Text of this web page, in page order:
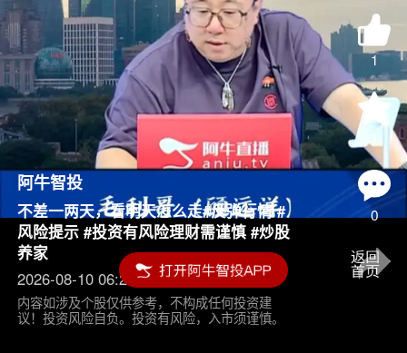
1
1
0
阿牛智投
不差一两天，看明天怎么走#反弹行情 #
风险提示 #投资有风险理财需谨慎 #炒股
养家
2026-08-10 06:24
内容如涉及个股仅供参考，不构成任何投资建
议！投资风险自负。投资有风险，入市须谨慎。